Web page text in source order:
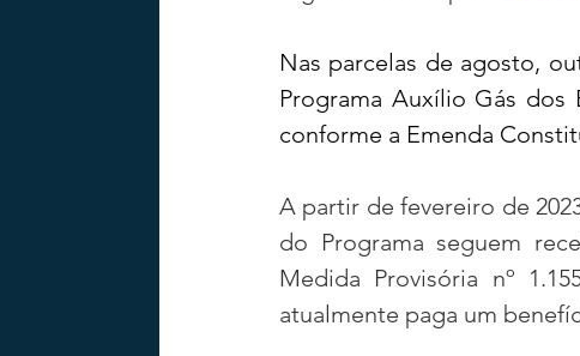
Nas parcelas de agosto,
Programa Auxílio Gás
conforme a Emenda
A partir de fevereiro de
do Programa seguem
Medida Provisória nº
atualmente paga um